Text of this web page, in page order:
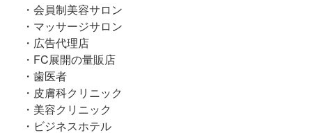
・会員制美容サロン
・マッサージサロン
・広告代理店
・FC展開の量販店
・歯医者
・皮膚科クリニック
・美容クリニック
・ビジネスホテル